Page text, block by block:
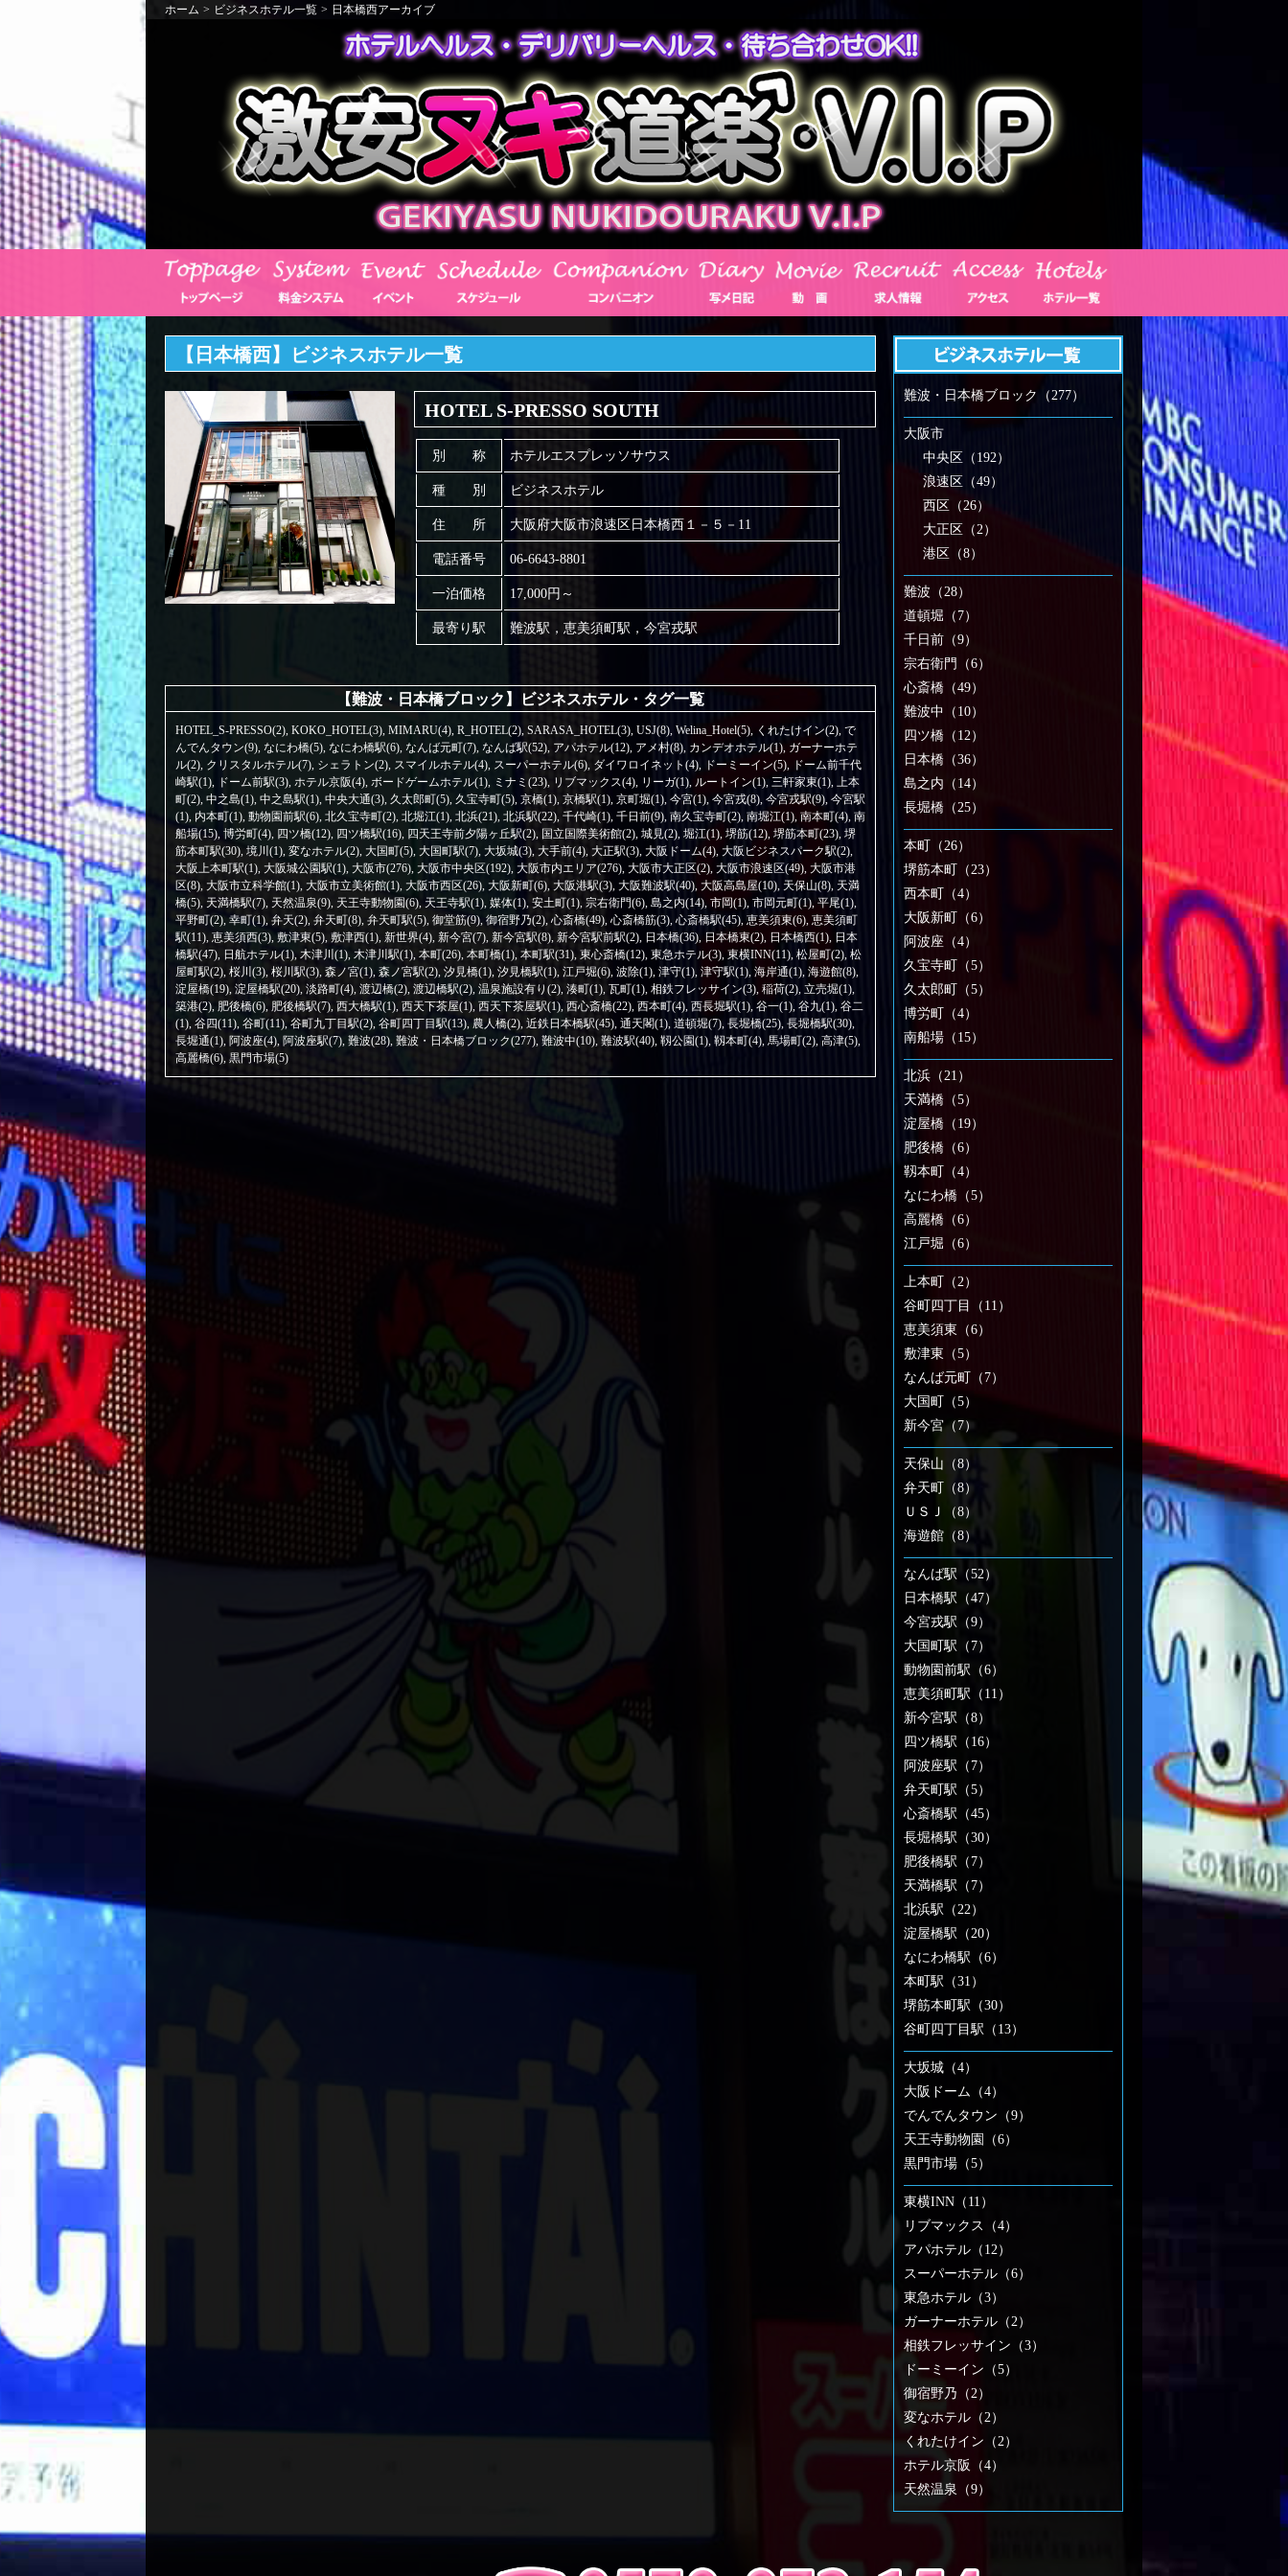
ホーム > ビジネスホテル一覧 > 日本橋西アーカイブ
【日本橋西】ビジネスホテル一覧
HOTEL S-PRESSO SOUTH
別 称 ホテルエスプレッソサウス
種 別 ビジネスホテル
住 所 大阪府大阪市浪速区日本橋西１－５－11
電話番号 06-6643-8801
一泊価格 17,000円～
最寄り駅 難波駅，恵美須町駅，今宮戎駅
【難波・日本橋ブロック】ビジネスホテル・タグ一覧
HOTEL_S-PRESSO(2), KOKO_HOTEL(3), MIMARU(4), R_HOTEL(2), SARASA_HOTEL(3), USJ(8), Welina_Hotel(5), くれたけイン(2), で
んでんタウン(9), なにわ橋(5), なにわ橋駅(6), なんば元町(7), なんば駅(52), アパホテル(12), アメ村(8), カンデオホテル(1), ガーナーホテ
ル(2), クリスタルホテル(7), シェラトン(2), スマイルホテル(4), スーパーホテル(6), ダイワロイネット(4), ドーミーイン(5), ドーム前千代
崎駅(1), ドーム前駅(3), ホテル京阪(4), ボードゲームホテル(1), ミナミ(23), リブマックス(4), リーガ(1), ルートイン(1), 三軒家東(1), 上本
町(2), 中之島(1), 中之島駅(1), 中央大通(3), 久太郎町(5), 久宝寺町(5), 京橋(1), 京橋駅(1), 京町堀(1), 今宮(1), 今宮戎(8), 今宮戎駅(9), 今宮駅
(1), 内本町(1), 動物園前駅(6), 北久宝寺町(2), 北堀江(1), 北浜(21), 北浜駅(22), 千代崎(1), 千日前(9), 南久宝寺町(2), 南堀江(1), 南本町(4), 南
船場(15), 博労町(4), 四ツ橋(12), 四ツ橋駅(16), 四天王寺前夕陽ヶ丘駅(2), 国立国際美術館(2), 城見(2), 堀江(1), 堺筋(12), 堺筋本町(23), 堺
筋本町駅(30), 境川(1), 変なホテル(2), 大国町(5), 大国町駅(7), 大坂城(3), 大手前(4), 大正駅(3), 大阪ドーム(4), 大阪ビジネスパーク駅(2),
大阪上本町駅(1), 大阪城公園駅(1), 大阪市(276), 大阪市中央区(192), 大阪市内エリア(276), 大阪市大正区(2), 大阪市浪速区(49), 大阪市港
区(8), 大阪市立科学館(1), 大阪市立美術館(1), 大阪市西区(26), 大阪新町(6), 大阪港駅(3), 大阪難波駅(40), 大阪高島屋(10), 天保山(8), 天満
橋(5), 天満橋駅(7), 天然温泉(9), 天王寺動物園(6), 天王寺駅(1), 媒体(1), 安土町(1), 宗右衛門(6), 島之内(14), 市岡(1), 市岡元町(1), 平尾(1),
平野町(2), 幸町(1), 弁天(2), 弁天町(8), 弁天町駅(5), 御堂筋(9), 御宿野乃(2), 心斎橋(49), 心斎橋筋(3), 心斎橋駅(45), 恵美須東(6), 恵美須町
駅(11), 恵美須西(3), 敷津東(5), 敷津西(1), 新世界(4), 新今宮(7), 新今宮駅(8), 新今宮駅前駅(2), 日本橋(36), 日本橋東(2), 日本橋西(1), 日本
橋駅(47), 日航ホテル(1), 木津川(1), 木津川駅(1), 本町(26), 本町橋(1), 本町駅(31), 東心斎橋(12), 東急ホテル(3), 東横INN(11), 松屋町(2), 松
屋町駅(2), 桜川(3), 桜川駅(3), 森ノ宮(1), 森ノ宮駅(2), 汐見橋(1), 汐見橋駅(1), 江戸堀(6), 波除(1), 津守(1), 津守駅(1), 海岸通(1), 海遊館(8),
淀屋橋(19), 淀屋橋駅(20), 淡路町(4), 渡辺橋(2), 渡辺橋駅(2), 温泉施設有り(2), 湊町(1), 瓦町(1), 相鉄フレッサイン(3), 稲荷(2), 立売堀(1),
築港(2), 肥後橋(6), 肥後橋駅(7), 西大橋駅(1), 西天下茶屋(1), 西天下茶屋駅(1), 西心斎橋(22), 西本町(4), 西長堀駅(1), 谷一(1), 谷九(1), 谷二
(1), 谷四(11), 谷町(11), 谷町九丁目駅(2), 谷町四丁目駅(13), 農人橋(2), 近鉄日本橋駅(45), 通天閣(1), 道頓堀(7), 長堀橋(25), 長堀橋駅(30),
長堀通(1), 阿波座(4), 阿波座駅(7), 難波(28), 難波・日本橋ブロック(277), 難波中(10), 難波駅(40), 靱公園(1), 靱本町(4), 馬場町(2), 高津(5),
高麗橋(6), 黒門市場(5)
難波・日本橋ブロック（277）
大阪市
中央区（192）
浪速区（49）
西区（26）
大正区（2）
港区（8）
難波（28）
道頓堀（7）
千日前（9）
宗右衛門（6）
心斎橋（49）
難波中（10）
四ツ橋（12）
日本橋（36）
島之内（14）
長堀橋（25）
本町（26）
堺筋本町（23）
西本町（4）
大阪新町（6）
阿波座（4）
久宝寺町（5）
久太郎町（5）
博労町（4）
南船場（15）
北浜（21）
天満橋（5）
淀屋橋（19）
肥後橋（6）
靱本町（4）
なにわ橋（5）
高麗橋（6）
江戸堀（6）
上本町（2）
谷町四丁目（11）
恵美須東（6）
敷津東（5）
なんば元町（7）
大国町（5）
新今宮（7）
天保山（8）
弁天町（8）
ＵＳＪ（8）
海遊館（8）
なんば駅（52）
日本橋駅（47）
今宮戎駅（9）
大国町駅（7）
動物園前駅（6）
恵美須町駅（11）
新今宮駅（8）
四ツ橋駅（16）
阿波座駅（7）
弁天町駅（5）
心斎橋駅（45）
長堀橋駅（30）
肥後橋駅（7）
天満橋駅（7）
北浜駅（22）
淀屋橋駅（20）
なにわ橋駅（6）
本町駅（31）
堺筋本町駅（30）
谷町四丁目駅（13）
大坂城（4）
大阪ドーム（4）
でんでんタウン（9）
天王寺動物園（6）
黒門市場（5）
東横INN（11）
リブマックス（4）
アパホテル（12）
スーパーホテル（6）
東急ホテル（3）
ガーナーホテル（2）
相鉄フレッサイン（3）
ドーミーイン（5）
御宿野乃（2）
変なホテル（2）
くれたけイン（2）
ホテル京阪（4）
天然温泉（9）